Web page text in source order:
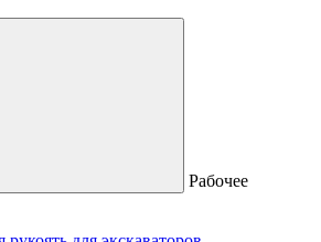
Рабочее